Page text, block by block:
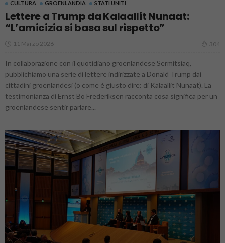
CULTURA GROENLANDIA STATI UNITI
Lettere a Trump da Kalaallit Nunaat:
“L’amicizia si basa sul rispetto”
11 Marzo 2026 304
In collaborazione con il quotidiano groenlandese Sermitsiaq,
pubblichiamo una serie di lettere indirizzate a Donald Trump dai
cittadini groenlandesi (o come è giusto dire: di Kalaallit Nunaat). La
testimonianza di Ernst Bo Frederiksen racconta cosa significa per un
groenlandese sentir parlare...